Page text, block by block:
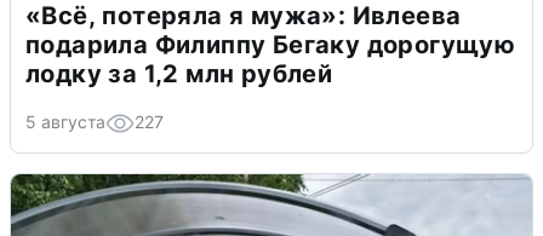
«Всё, потеряла я мужа»: Ивлеева
подарила Филиппу Бегаку дорогущую
лодку за 1,2 млн рублей
5 августа 227